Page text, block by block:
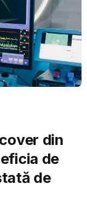
din
de
de